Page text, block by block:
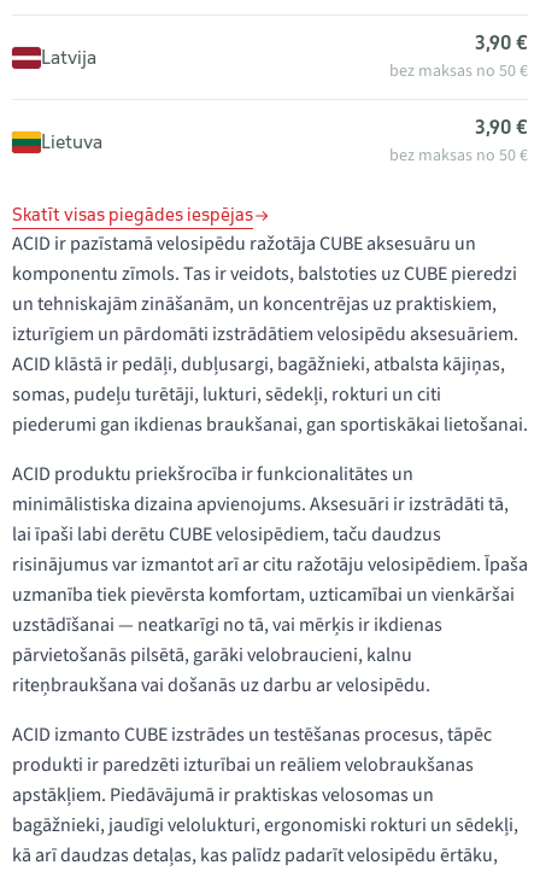
Latvija
3,90 €
bez maksas no 50 €
Lietuva
3,90 €
bez maksas no 50 €
Skatīt visas piegādes iespējas
ACID ir pazīstamā velosipēdu ražotāja CUBE aksesuāru un
komponentu zīmols. Tas ir veidots, balstoties uz CUBE pieredzi
un tehniskajām zināšanām, un koncentrējas uz praktiskiem,
izturīgiem un pārdomāti izstrādātiem velosipēdu aksesuāriem.
ACID klāstā ir pedāļi, dubļusargi, bagāžnieki, atbalsta kājiņas,
somas, pudeļu turētāji, lukturi, sēdekļi, rokturi un citi
piederumi gan ikdienas braukšanai, gan sportiskākai lietošanai.
ACID produktu priekšrocība ir funkcionalitātes un
minimālistiska dizaina apvienojums. Aksesuāri ir izstrādāti tā,
lai īpaši labi derētu CUBE velosipēdiem, taču daudzus
risinājumus var izmantot arī ar citu ražotāju velosipēdiem. Īpaša
uzmanība tiek pievērsta komfortam, uzticamībai un vienkāršai
uzstādīšanai — neatkarīgi no tā, vai mērķis ir ikdienas
pārvietošanās pilsētā, garāki velobraucieni, kalnu
riteņbraukšana vai došanās uz darbu ar velosipēdu.
ACID izmanto CUBE izstrādes un testēšanas procesus, tāpēc
produkti ir paredzēti izturībai un reāliem velobraukšanas
apstākļiem. Piedāvājumā ir praktiskas velosomas un
bagāžnieki, jaudīgi velolukturi, ergonomiski rokturi un sēdekļi,
kā arī daudzas detaļas, kas palīdz padarīt velosipēdu ērtāku,